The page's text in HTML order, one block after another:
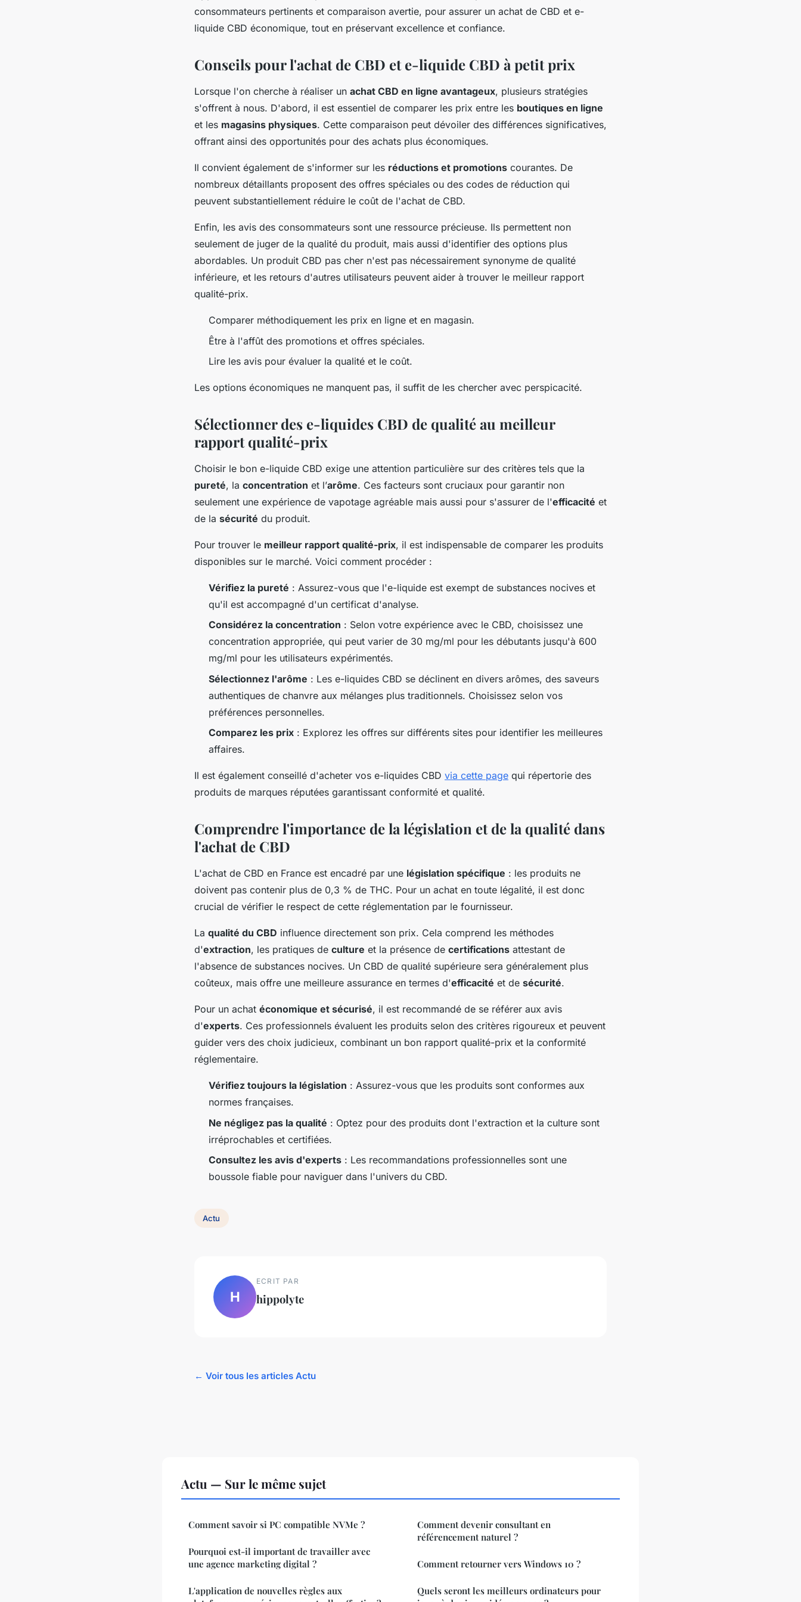
consommateurs pertinents et comparaison avertie, pour assurer un achat de CBD et e-
liquide CBD économique, tout en préservant excellence et confiance.
Conseils pour l'achat de CBD et e-liquide CBD à petit prix
Lorsque l'on cherche à réaliser un achat CBD en ligne avantageux, plusieurs stratégies
s'offrent à nous. D'abord, il est essentiel de comparer les prix entre les boutiques en ligne
et les magasins physiques. Cette comparaison peut dévoiler des différences significatives,
offrant ainsi des opportunités pour des achats plus économiques.
Il convient également de s'informer sur les réductions et promotions courantes. De
nombreux détaillants proposent des offres spéciales ou des codes de réduction qui
peuvent substantiellement réduire le coût de l'achat de CBD.
Enfin, les avis des consommateurs sont une ressource précieuse. Ils permettent non
seulement de juger de la qualité du produit, mais aussi d'identifier des options plus
abordables. Un produit CBD pas cher n'est pas nécessairement synonyme de qualité
inférieure, et les retours d'autres utilisateurs peuvent aider à trouver le meilleur rapport
qualité-prix.
Comparer méthodiquement les prix en ligne et en magasin.
Être à l'affût des promotions et offres spéciales.
Lire les avis pour évaluer la qualité et le coût.
Les options économiques ne manquent pas, il suffit de les chercher avec perspicacité.
Sélectionner des e-liquides CBD de qualité au meilleur
rapport qualité-prix
Choisir le bon e-liquide CBD exige une attention particulière sur des critères tels que la
pureté, la concentration et l’arôme. Ces facteurs sont cruciaux pour garantir non
seulement une expérience de vapotage agréable mais aussi pour s'assurer de l'efficacité et
de la sécurité du produit.
Pour trouver le meilleur rapport qualité-prix, il est indispensable de comparer les produits
disponibles sur le marché. Voici comment procéder :
Vérifiez la pureté : Assurez-vous que l'e-liquide est exempt de substances nocives et
qu'il est accompagné d'un certificat d'analyse.
Considérez la concentration : Selon votre expérience avec le CBD, choisissez une
concentration appropriée, qui peut varier de 30 mg/ml pour les débutants jusqu'à 600
mg/ml pour les utilisateurs expérimentés.
Sélectionnez l'arôme : Les e-liquides CBD se déclinent en divers arômes, des saveurs
authentiques de chanvre aux mélanges plus traditionnels. Choisissez selon vos
préférences personnelles.
Comparez les prix : Explorez les offres sur différents sites pour identifier les meilleures
affaires.
Il est également conseillé d'acheter vos e-liquides CBD via cette page qui répertorie des
produits de marques réputées garantissant conformité et qualité.
Comprendre l'importance de la législation et de la qualité dans
l'achat de CBD
L'achat de CBD en France est encadré par une législation spécifique : les produits ne
doivent pas contenir plus de 0,3 % de THC. Pour un achat en toute légalité, il est donc
crucial de vérifier le respect de cette réglementation par le fournisseur.
La qualité du CBD influence directement son prix. Cela comprend les méthodes
d'extraction, les pratiques de culture et la présence de certifications attestant de
l'absence de substances nocives. Un CBD de qualité supérieure sera généralement plus
coûteux, mais offre une meilleure assurance en termes d'efficacité et de sécurité.
Pour un achat économique et sécurisé, il est recommandé de se référer aux avis
d'experts. Ces professionnels évaluent les produits selon des critères rigoureux et peuvent
guider vers des choix judicieux, combinant un bon rapport qualité-prix et la conformité
réglementaire.
Vérifiez toujours la législation : Assurez-vous que les produits sont conformes aux
normes françaises.
Ne négligez pas la qualité : Optez pour des produits dont l'extraction et la culture sont
irréprochables et certifiées.
Consultez les avis d'experts : Les recommandations professionnelles sont une
boussole fiable pour naviguer dans l'univers du CBD.
Actu
H
ECRIT PAR
hippolyte
← Voir tous les articles Actu
Actu — Sur le même sujet
Comment savoir si PC compatible NVMe ?
Pourquoi est-il important de travailler avec
une agence marketing digital ?
L'application de nouvelles règles aux
Comment devenir consultant en
référencement naturel ?
Comment retourner vers Windows 10 ?
Quels seront les meilleurs ordinateurs pour